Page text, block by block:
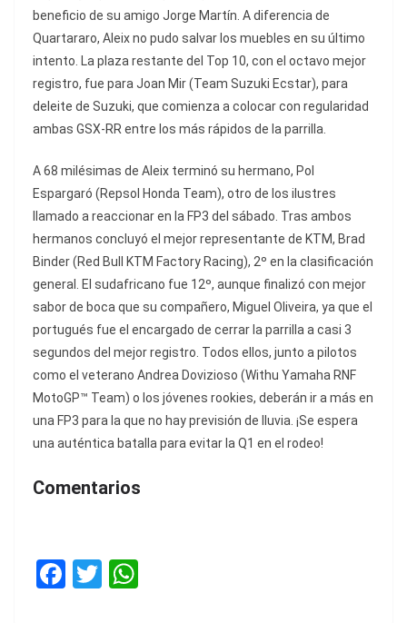
beneficio de su amigo Jorge Martín. A diferencia de
Quartararo, Aleix no pudo salvar los muebles en su último
intento. La plaza restante del Top 10, con el octavo mejor
registro, fue para Joan Mir (Team Suzuki Ecstar), para
deleite de Suzuki, que comienza a colocar con regularidad
ambas GSX-RR entre los más rápidos de la parrilla.
A 68 milésimas de Aleix terminó su hermano, Pol
Espargaró (Repsol Honda Team), otro de los ilustres
llamado a reaccionar en la FP3 del sábado. Tras ambos
hermanos concluyó el mejor representante de KTM, Brad
Binder (Red Bull KTM Factory Racing), 2º en la clasificación
general. El sudafricano fue 12º, aunque finalizó con mejor
sabor de boca que su compañero, Miguel Oliveira, ya que el
portugués fue el encargado de cerrar la parrilla a casi 3
segundos del mejor registro. Todos ellos, junto a pilotos
como el veterano Andrea Dovizioso (Withu Yamaha RNF
MotoGP™ Team) o los jóvenes rookies, deberán ir a más en
una FP3 para la que no hay previsión de lluvia. ¡Se espera
una auténtica batalla para evitar la Q1 en el rodeo!
Comentarios
F T